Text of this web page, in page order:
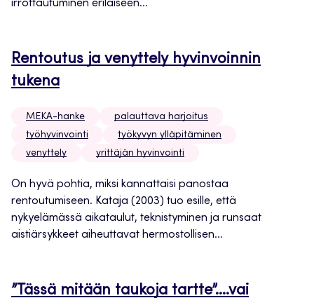
irrottautuminen erilaiseen...
Rentoutus ja venyttely hyvinvoinnin
tukena
MEKA-hanke
palauttava harjoitus
työhyvinvointi
työkyvyn ylläpitäminen
venyttely
yrittäjän hyvinvointi
On hyvä pohtia, miksi kannattaisi panostaa
rentoutumiseen. Kataja (2003) tuo esille, että
nykyelämässä aikataulut, teknistyminen ja runsaat
aistiärsykkeet aiheuttavat hermostollisen...
”Tässä mitään taukoja tartte”….vai